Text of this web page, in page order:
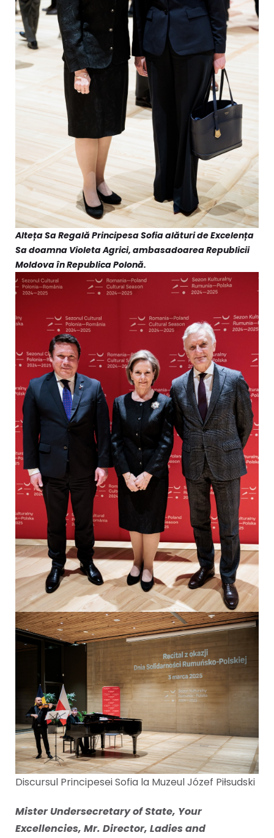
Alteța Sa Regală Principesa Sofia alături de Excelența
Sa doamna Violeta Agrici, ambasadoarea Republicii
Moldova în Republica Polonă.
Discursul Principesei Sofia la Muzeul Józef Piłsudski
Mister Undersecretary of State, Your
Excellencies, Mr. Director, Ladies and